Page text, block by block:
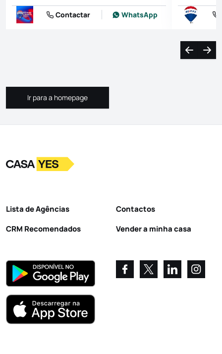
Contactar WhatsApp
Ir para a homepage
Ir para a homepage
LogoIr para a homepage
Lista de Agências
CRM Recomendados
Contactos
Vender a minha casa